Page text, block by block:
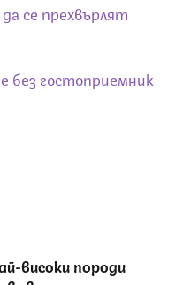
се прехвърлят
без гостоприемник
високи породи